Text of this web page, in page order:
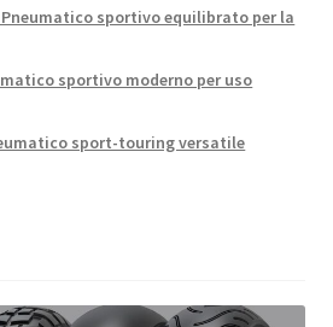
sportivo equilibrato per la
sportivo moderno per uso
sport-touring versatile